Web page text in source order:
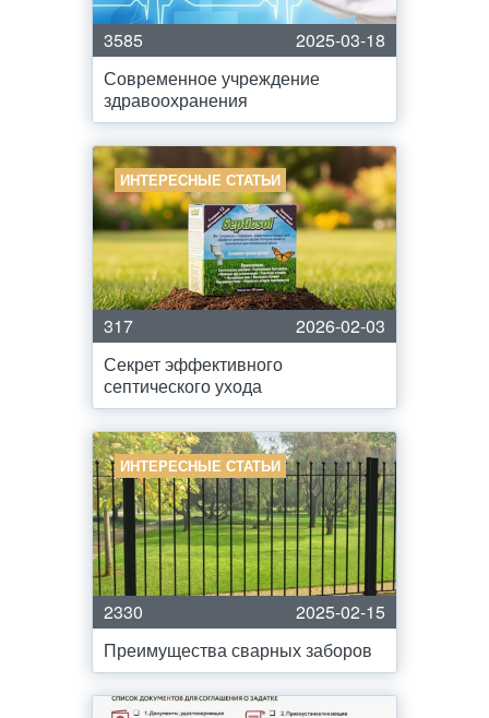
3585
2025-03-18
Современное учреждение
здравоохранения
ИНТЕРЕСНЫЕ СТАТЬИ
317
2026-02-03
Секрет эффективного
септического ухода
ИНТЕРЕСНЫЕ СТАТЬИ
2330
2025-02-15
Преимущества сварных заборов